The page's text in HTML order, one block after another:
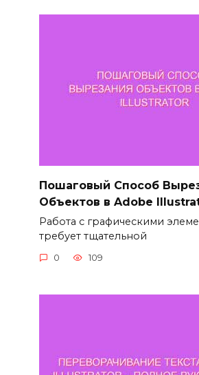
Пошаговый Способ
Объектов в Adobe
Работа с графическими
требует тщательной
0 109